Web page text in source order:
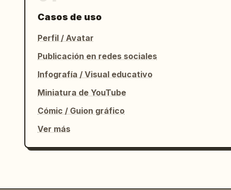
Casos de uso
Perfil / Avatar
Publicación en redes sociales
Infografía / Visual educativo
Miniatura de YouTube
Cómic / Guion gráfico
Ver más